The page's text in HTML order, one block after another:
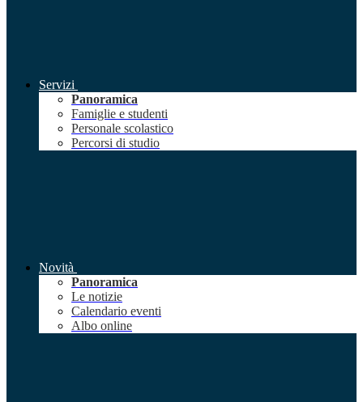
Servizi
Panoramica
Famiglie e studenti
Personale scolastico
Percorsi di studio
Novità
Panoramica
Le notizie
Calendario eventi
Albo online